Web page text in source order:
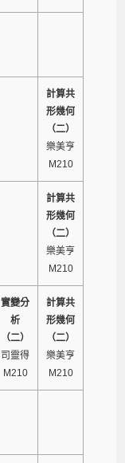
計算共
形幾何
（二）
樂美亨
M210
計算共
形幾何
（二）
樂美亨
M210
實變分
析
（二）
司靈得
M210
計算共
形幾何
（二）
樂美亨
M210